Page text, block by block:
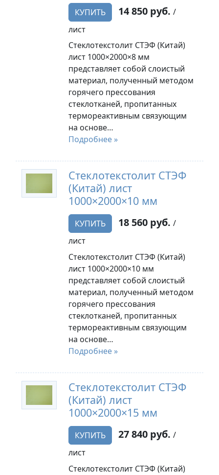
КУПИТЬ 14 850 руб. /
лист
Стеклотекстолит СТЭФ (Китай)
лист 1000×2000×8 мм
представляет собой слоистый
материал, полученный методом
горячего прессования
стеклотканей, пропитанных
термореактивным связующим
на основе…
Подробнее »
Стеклотекстолит СТЭФ
(Китай) лист
1000×2000×10 мм
КУПИТЬ 18 560 руб. /
лист
Стеклотекстолит СТЭФ (Китай)
лист 1000×2000×10 мм
представляет собой слоистый
материал, полученный методом
горячего прессования
стеклотканей, пропитанных
термореактивным связующим
на основе…
Подробнее »
Стеклотекстолит СТЭФ
(Китай) лист
1000×2000×15 мм
КУПИТЬ 27 840 руб. /
лист
Стеклотекстолит СТЭФ (Китай)